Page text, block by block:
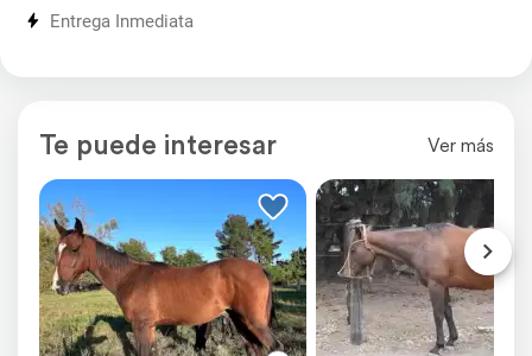
Entrega Inmediata
Te puede interesar Ver más